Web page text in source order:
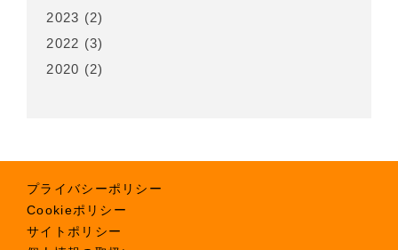
2023 (2)
2022 (3)
2020 (2)
プライバシーポリシー
Cookieポリシー
サイトポリシー